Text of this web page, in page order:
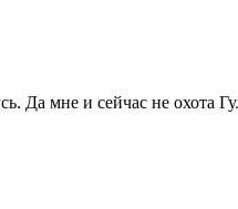
мне и сейчас не охота